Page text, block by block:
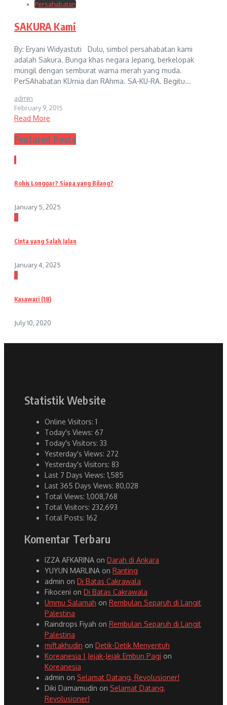
Persahabatan
SAKURA Kami
By: Eryani Widyastuti Dulu, simbol persahabatan kami
adalah Sakura. Bunga khas negara Jepang, berkelopak
mungil dengan semburat warna merah yang muda.
PerSAhabatan KUrnia dan RAhma. SA-KU-RA. Begitu...
admin
February 9, 2015
Read More
Featured Posts
1
Rohis Longgar? Siapa yang Bilang?
January 5, 2025
2
Cinta yang Salah Jalan
January 4, 2025
3
Kasawari (18)
July 10, 2020
Statistik Website
Online Visitors: 1
Today's Views: 67
Today's Visitors: 33
Yesterday's Views: 272
Yesterday's Visitors: 83
Last 7 Days Views: 1,585
Last 365 Days Views: 80,028
Total Views: 1,008,768
Total Visitors: 232,693
Total Posts: 162
Komentar Terbaru
IZZA AFKARINA on Darah di Ankara
YUYUN MARLINA on Ranting
admin on Di Batas Cakrawala
Fikoceni on Di Batas Cakrawala
Ummu Salamah on Rembulan Separuh di Langit
Palestina
Raindrops Fiyah on Rembulan Separuh di Langit
Palestina
miftakhudin on Detik-Detik Menyentuh
Koreanesia | Jejak-Jejak Embun Pagi on
Koreanesia
admin on Selamat Datang, Revolusioner!
Diki Damamudin on Selamat Datang,
Revolusioner!